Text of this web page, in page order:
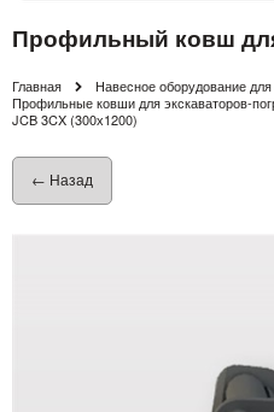
Профильный ковш
Главная
Навесное оборудование для
Профильные ковши для экскаваторов-
JCB 3CX (300х1200)
← Назад